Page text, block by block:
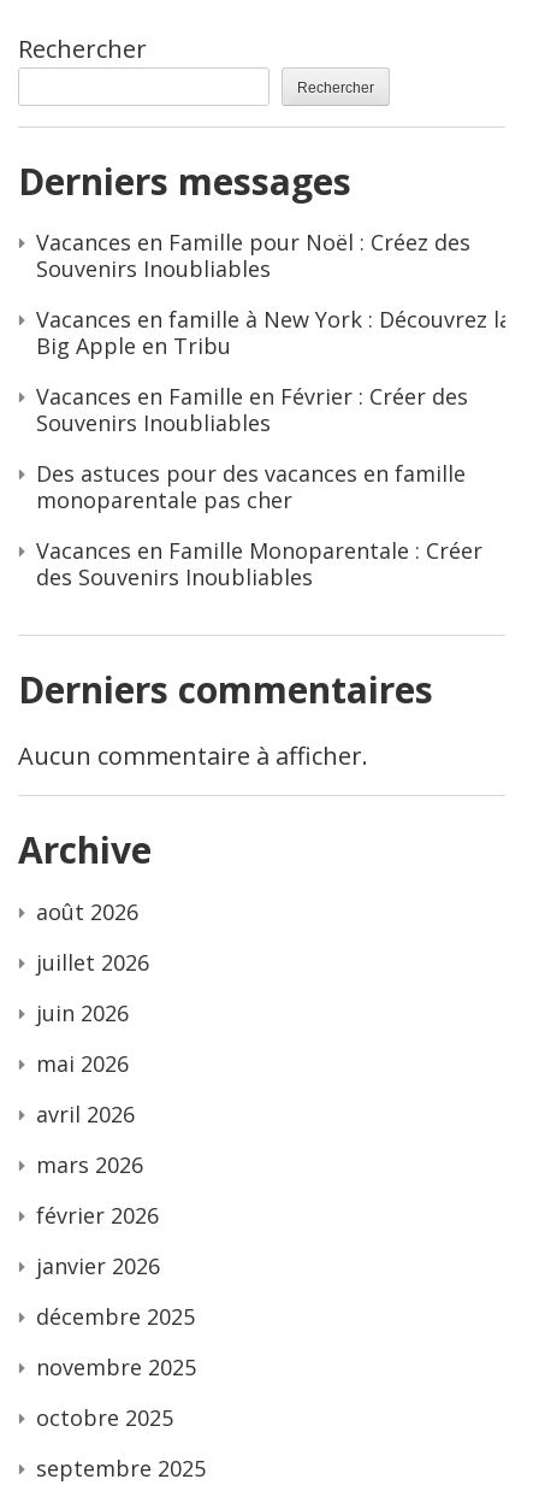
Rechercher
Rechercher
Derniers messages
Vacances en Famille pour Noël : Créez des
Souvenirs Inoubliables
Vacances en famille à New York : Découvrez la
Big Apple en Tribu
Vacances en Famille en Février : Créer des
Souvenirs Inoubliables
Des astuces pour des vacances en famille
monoparentale pas cher
Vacances en Famille Monoparentale : Créer
des Souvenirs Inoubliables
Derniers commentaires
Aucun commentaire à afficher.
Archive
août 2026
juillet 2026
juin 2026
mai 2026
avril 2026
mars 2026
février 2026
janvier 2026
décembre 2025
novembre 2025
octobre 2025
septembre 2025